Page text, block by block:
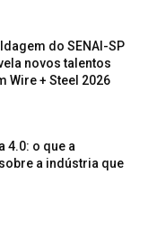
do SENAI-SP
novos talentos
Wire + Steel 2026
4.0: o que a
a indústria que